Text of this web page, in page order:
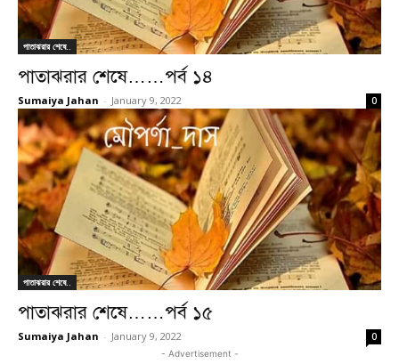
পাতাঝরার শেষে..
পাতাঝরার শেষে……পর্ব ১৪
Sumaiya Jahan - January 9, 2022 0
পাতাঝরার শেষে..
পাতাঝরার শেষে……পর্ব ১৫
Sumaiya Jahan - January 9, 2022 0
- Advertisement -